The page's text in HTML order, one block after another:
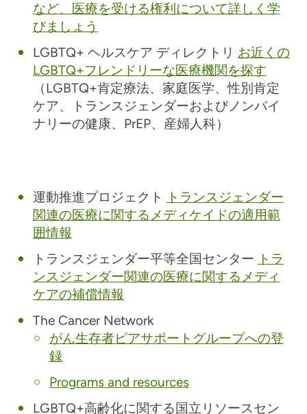
など、医療を受ける権利について詳しく学
びましょう
LGBTQ+ ヘルスケア ディレクトリ お近くの
LGBTQ+フレンドリーな医療機関を探す
（LGBTQ+肯定療法、家庭医学、性別肯定
ケア、トランスジェンダーおよびノンバイ
ナリーの健康、PrEP、産婦人科）
運動推進プロジェクト
トランスジェンダー
関連の医療に関するメディケイドの適用範
囲情報
トランスジェンダー平等全国センター トラ
ンスジェンダー関連の医療に関するメディ
ケアの補償情報
The Cancer Network
がん生存者ピアサポートグループへの登
録
Programs and resources
LGBTQ+高齢化に関する国立リソースセン